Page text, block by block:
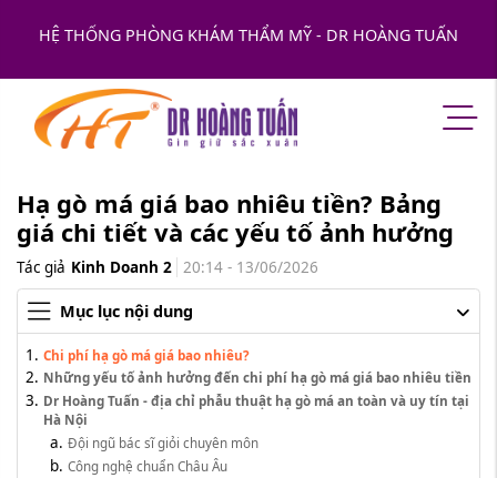
HỆ THỐNG PHÒNG KHÁM THẨM MỸ - DR HOÀNG TUẤN
Hạ gò má giá bao nhiêu tiền? Bảng
giá chi tiết và các yếu tố ảnh hưởng
Tác giả Kinh Doanh 2 20:14 - 13/06/2026
Mục lục nội dung
Chi phí hạ gò má giá bao nhiêu?
Những yếu tố ảnh hưởng đến chi phí hạ gò má giá bao nhiêu tiền
Dr Hoàng Tuấn - địa chỉ phẫu thuật hạ gò má an toàn và uy tín tại
Hà Nội
Đội ngũ bác sĩ giỏi chuyên môn
Công nghệ chuẩn Châu Âu